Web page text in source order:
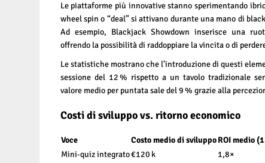
Le piattaforme più innovative stanno sperimentando
wheel spin o “deal” si attivano durante una mano di
Ad esempio, Blackjack Showdown inserisce una
offrendo la possibilità di raddoppiare la vincita o di
Le statistiche mostrano che l’introduzione di questi
sessione del 12 % rispetto a un tavolo tradizionale
valore medio per puntata sale del 9 % grazie alla
Costi di sviluppo vs. ritorno economico
Voce Costo medio di sviluppoROI medio
Mini‑quiz integrato€120 k
1,8×